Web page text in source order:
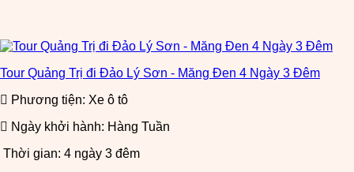
Tour Quảng Trị đi Đảo Lý Sơn - Măng Đen 4 Ngày 3 Đêm
Phương tiện: Xe ô tô
Ngày khởi hành: Hàng Tuần
Thời gian: 4 ngày 3 đêm